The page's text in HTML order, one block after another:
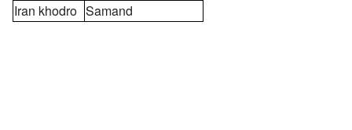
Iran khodro Samand